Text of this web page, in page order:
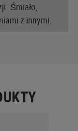
Śmiało,
z innymi.